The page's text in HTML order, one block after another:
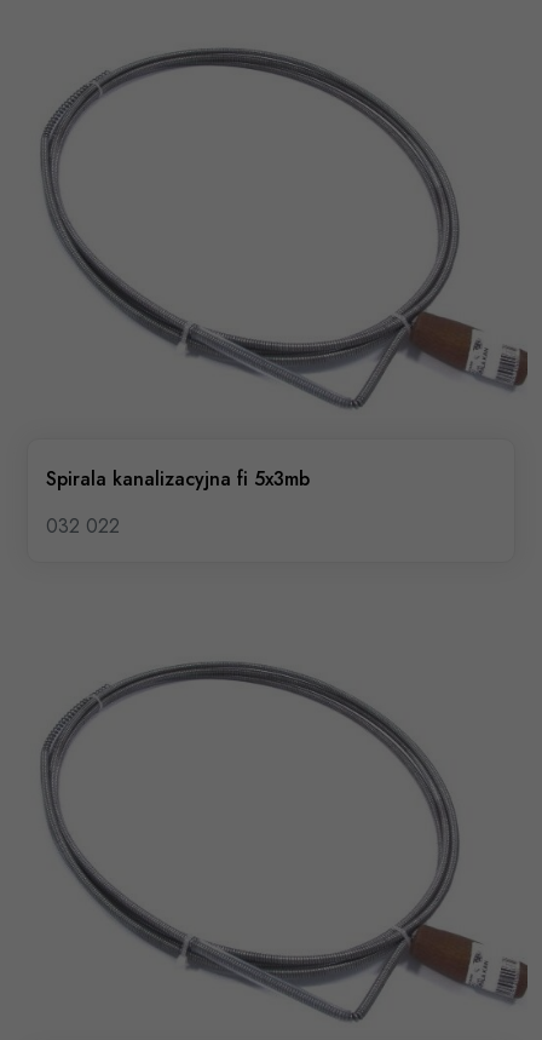
Spirala kanalizacyjna fi 5x3mb
032 022